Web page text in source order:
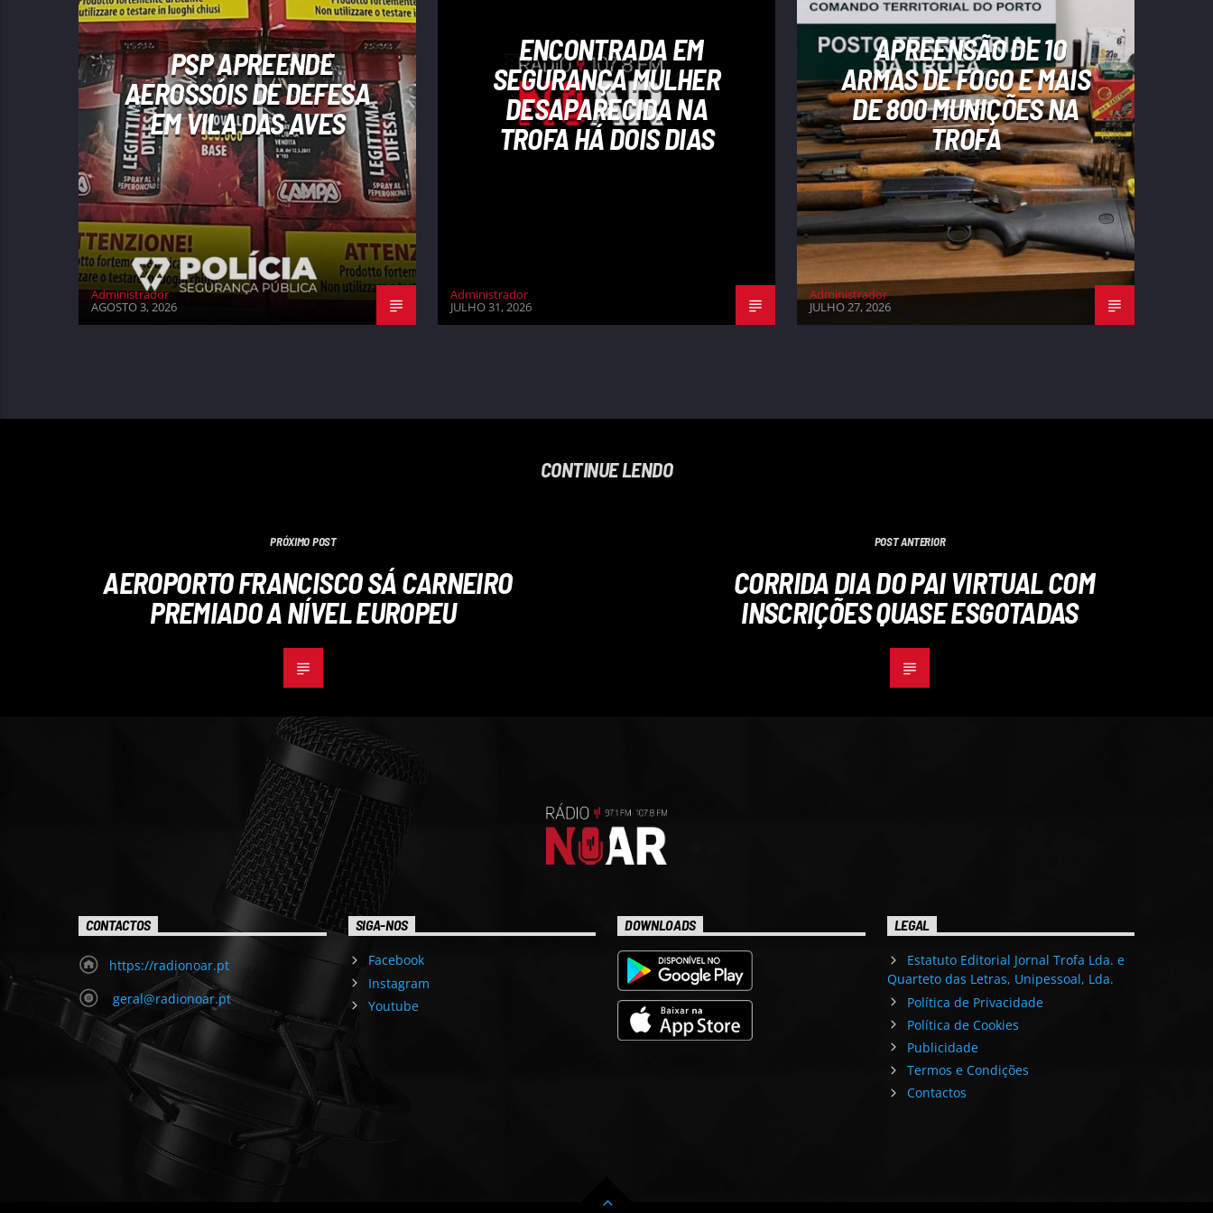
PSP APREENDE
AEROSSÓIS DE DEFESA
EM VILA DAS AVES
Administrador
AGOSTO 3, 2026
ENCONTRADA EM
SEGURANÇA MULHER
DESAPARECIDA NA
TROFA HÁ DOIS DIAS
Administrador
JULHO 31, 2026
APREENSÃO DE 10
ARMAS DE FOGO E MAIS
DE 800 MUNIÇÕES NA
TROFA
Administrador
JULHO 27, 2026
CONTINUE LENDO
PRÓXIMO POST
AEROPORTO FRANCISCO SÁ CARNEIRO
PREMIADO A NÍVEL EUROPEU
POST ANTERIOR
CORRIDA DIA DO PAI VIRTUAL COM
INSCRIÇÕES QUASE ESGOTADAS
CONTACTOS
https://radionoar.pt
geral@radionoar.pt
SIGA-NOS
Facebook
Instagram
Youtube
DOWNLOADS LEGAL
Estatuto Editorial Jornal Trofa Lda. e
Quarteto das Letras, Unipessoal, Lda.
Política de Privacidade
Política de Cookies
Publicidade
Termos e Condições
Contactos